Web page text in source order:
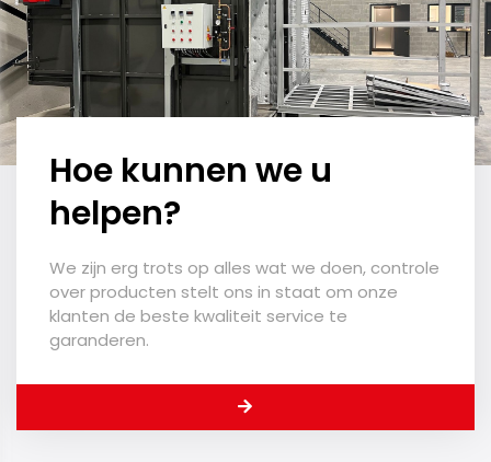
Hoe kunnen we u
helpen?
We zijn erg trots op alles wat we doen, controle
over producten stelt ons in staat om onze
klanten de beste kwaliteit service te
garanderen.